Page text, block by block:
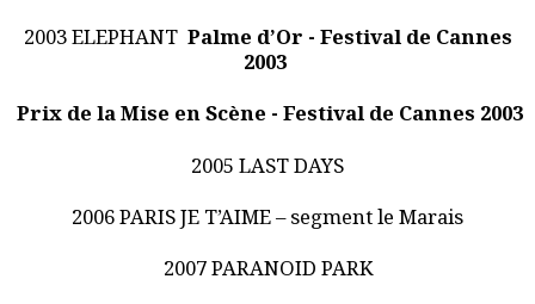
2003 ELEPHANT Palme d’Or - Festival de Cannes
2003
Prix de la Mise en Scène - Festival de Cannes 2003
2005 LAST DAYS
2006 PARIS JE T’AIME – segment le Marais
2007 PARANOID PARK